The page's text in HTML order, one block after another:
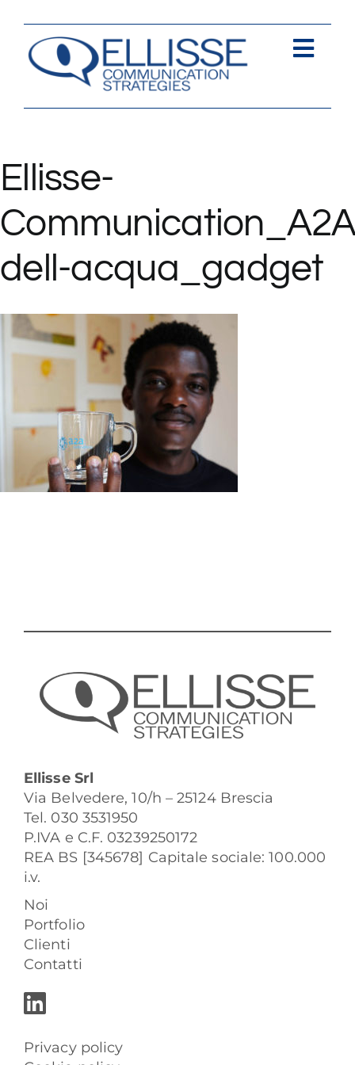
contenuto
Contatti
Ellisse-
dell-acqua_gadget
Ellisse Srl
Via Belvedere, 10/h – 25124 Brescia
Tel. 030 3531950
P.IVA e C.F. 03239250172
REA BS [345678] Capitale sociale: 100.000
i.v.
Noi
Portfolio
Clienti
Contatti
Privacy policy